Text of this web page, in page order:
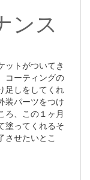
ンス
ットがついてき
コーティングの
足しをしてくれ
装パーツをつけ
ろ、この１ヶ月
塗ってくれるそ
させたいとこ